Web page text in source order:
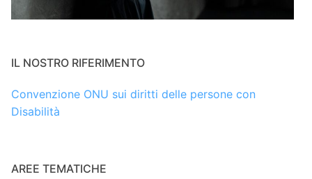
IL NOSTRO RIFERIMENTO
Convenzione ONU sui diritti delle persone con
Disabilità
AREE TEMATICHE